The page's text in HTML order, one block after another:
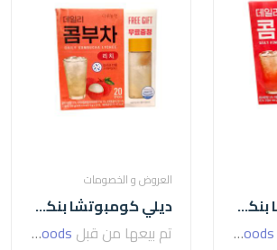
ديلي كومبوتشا بنكهة الرمان من دانونجوون -5جم
seven foods
العروض و الخصومات
ديلي كومبوتشا بنكهة ليتشي من دانونجوون-5جم
تم بيعها من قبل seven foods